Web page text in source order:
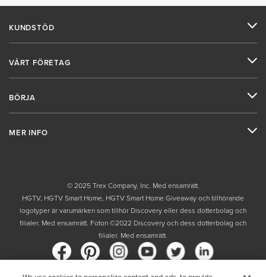
KUNDSTÖD
VÅRT FÖRETAG
BÖRJA
MER INFO
© 2025 Trex Company, Inc. Med ensamrätt.
HGTV, HGTV Smart Home, HGTV Smart Home Giveaway och tillhörande
logotyper är varumärken som tillhör Discovery eller dess dotterbolag och
filialer. Med ensamrätt. Foton ©2022 Discovery och dess dotterbolag och
filialer. Med ensamrätt.